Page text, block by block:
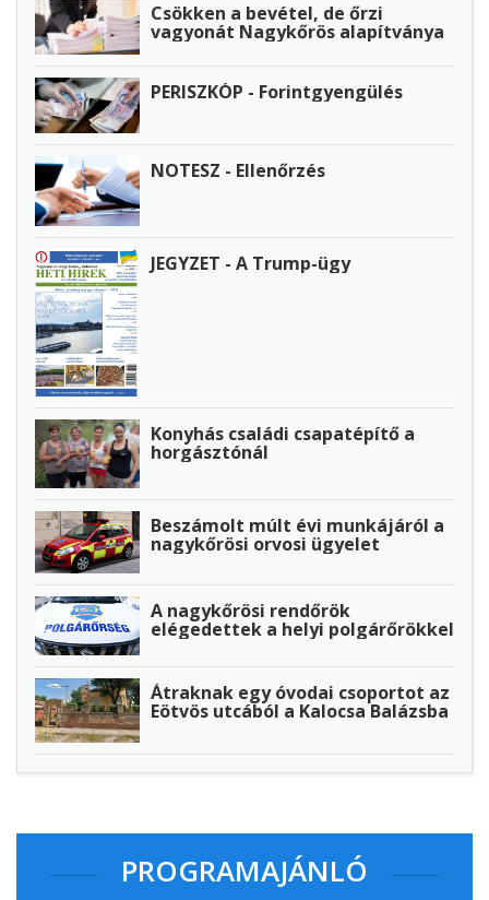
Csökken a bevétel, de őrzi
vagyonát Nagykőrös alapítványa
PERISZKÓP - Forintgyengülés
NOTESZ - Ellenőrzés
JEGYZET - A Trump-ügy
Konyhás családi csapatépítő a
horgásztónál
Beszámolt múlt évi munkájáról a
nagykőrösi orvosi ügyelet
A nagykőrösi rendőrök
elégedettek a helyi polgárőrökkel
Átraknak egy óvodai csoportot az
Eötvös utcából a Kalocsa Balázsba
PROGRAMAJÁNLÓ